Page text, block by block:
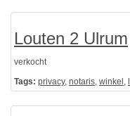
Louten 2 Ulrum
verkocht
Tags: privacy, notaris, winkel ,